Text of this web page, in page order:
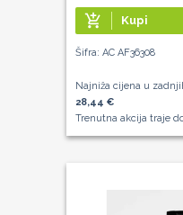
add_shopping_cart Kupi
Šifra: AC AF36308
Najniža cijena u
28,44 €
Trenutna akcija traje